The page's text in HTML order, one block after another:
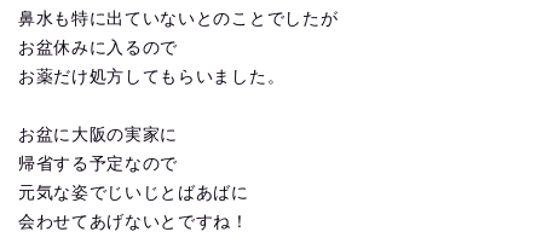
鼻水も特に出ていないとのことでしたが
お盆休みに入るので
お薬だけ処方してもらいました。
お盆に大阪の実家に
帰省する予定なので
元気な姿でじいじとばあばに
会わせてあげないとですね！